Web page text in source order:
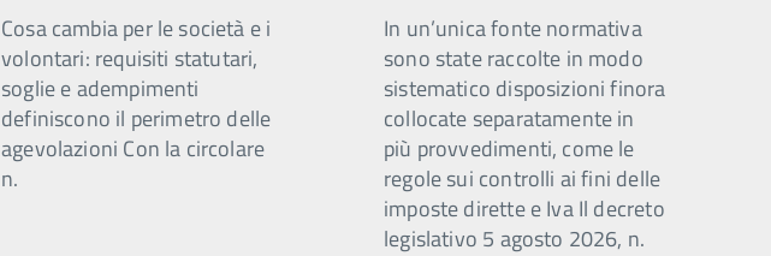
Cosa cambia per le società e i
volontari: requisiti statutari,
soglie e adempimenti
definiscono il perimetro delle
agevolazioni Con la circolare
n.
In un’unica fonte normativa
sono state raccolte in modo
sistematico disposizioni finora
collocate separatamente in
più provvedimenti, come le
regole sui controlli ai fini delle
imposte dirette e Iva Il decreto
legislativo 5 agosto 2026, n.